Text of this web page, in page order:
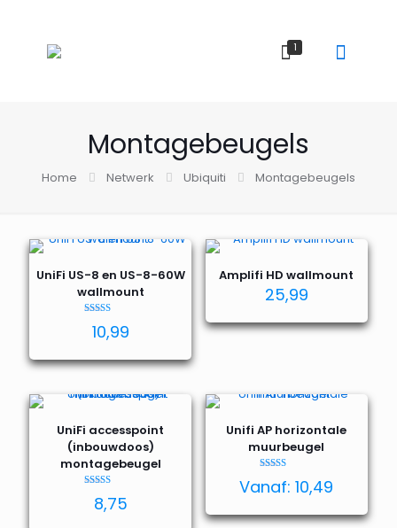
1
Montagebeugels
Home Netwerk Ubiquiti Montagebeugels
UniFi US-8 en US-8-60W
wallmount
5.00
uit 5
10,99
Amplifi HD wallmount
25,99
UniFi accesspoint
(inbouwdoos)
montagebeugel
4.79
uit 5
8,75
Unifi AP horizontale
muurbeugel
4.95
Vanaf:10,49